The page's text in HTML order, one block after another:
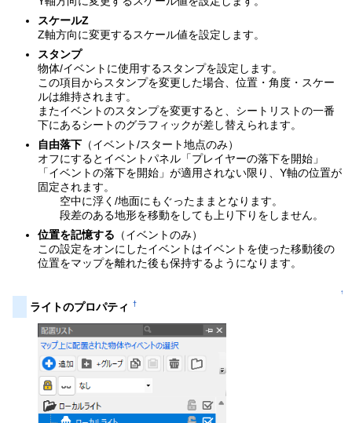
スケールZ
Z軸方向に変更するスケール値を設定します。
スタンプ
物体/イベントに使用するスタンプを設定します。
この項目からスタンプを変更した場合、位置・角度・スケー
ルは維持されます。
またイベントのスタンプを変更すると、シートリストの一番
下にあるシートのグラフィックが差し替えられます。
自由落下 （イベント/スタート地点のみ）
オフにするとイベントパネル「プレイヤーの落下を開始」
「イベントの落下を開始」が適用されない限り、Y軸の位置が
固定されます。
空中に浮く/地面にもぐったままとなります。
段差のある地形を移動をしても上り下りをしません。
位置を記憶する （イベントのみ）
この設定をオンにしたイベントはイベントを使った移動後の
位置をマップを離れた後も保持するようになります。
↑
ライトのプロパティ †